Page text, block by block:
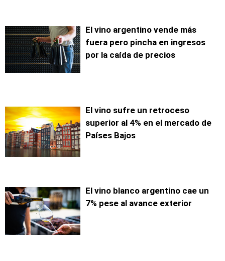
El vino argentino vende más
fuera pero pincha en ingresos
por la caída de precios
El vino sufre un retroceso
superior al 4% en el mercado de
Países Bajos
El vino blanco argentino cae un
7% pese al avance exterior